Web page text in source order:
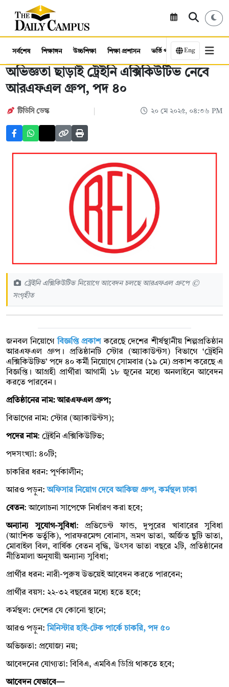
সর্বশেষ শিক্ষাঙ্গন উচ্চশিক্ষা শিক্ষা প্রশাসন ভর্তি পরীক্ষা কর্মসংস্থান
Eng
অভিজ্ঞতা ছাড়াই ট্রেইনি এক্সিকিউটিভ নেবে
আরএফএল গ্রুপ, পদ ৪০
টিডিসি ডেস্ক ২০ মে ২০২৫, ০৪:৩৬ PM
ট্রেইনি এক্সিকিউটিভ নিয়োগে আবেদন চলছে আরএফএল গ্রুপে ©
সংগৃহীত
জনবল নিয়োগেবিজ্ঞপ্তি প্রকাশকরেছে দেশের শীর্ষস্থানীয় শিল্পপ্রতিষ্ঠান
আরএফএল গ্রুপ। প্রতিষ্ঠানটি স্টোর (অ্যাকাউন্টস) বিভাগে ‘ট্রেইনি
এক্সিকিউটিভ’ পদে ৪০ কর্মী নিয়োগে সোমবার (১৯ মে) প্রকাশ করেছে এ
বিজ্ঞপ্তি। আগ্রহী প্রার্থীরা আগামী ১৮ জুনের মধ্যে অনলাইনে আবেদন
করতে পারবেন।
প্রতিষ্ঠানের নাম: আরএফএল গ্রুপ;
বিভাগের নাম: স্টোর (অ্যাকাউন্টস);
পদের নাম: ট্রেইনি এক্সিকিউটিভ;
পদসংখ্যা: ৪০টি;
চাকরির ধরন: পূর্ণকালীন;
আরও পড়ুন:অফিসার নিয়োগ দেবে আকিজ গ্রুপ, কর্মস্থল ঢাকা
বেতন: আলোচনা সাপেক্ষে নির্ধারণ করা হবে;
অন্যান্য সুযোগ-সুবিধা: প্রভিডেন্ট ফান্ড, দুপুরের খাবারের সুবিধা
(আংশিক ভর্তুকি), পারফরমেন্স বোনাস, ভ্রমণ ভাতা, অর্জিত ছুটি ভাতা,
মোবাইল বিল, বার্ষিক বেতন বৃদ্ধি, উৎসব ভাতা বছরে ২টি, প্রতিষ্ঠানের
নীতিমালা অনুযায়ী অন্যান্য সুবিধা;
প্রার্থীর ধরন: নারী-পুরুষ উভয়েই আবেদন করতে পারবেন;
প্রার্থীর বয়স: ২২-৩২ বছরের মধ্যে হতে হবে;
কর্মস্থল: দেশের যে কোনো স্থানে;
আরও পড়ুন:মিনিস্টার হাই-টেক পার্কে চাকরি, পদ ৫০
অভিজ্ঞতা: প্রযোজ্য নয়;
আবেদনের যোগ্যতা: বিবিএ, এমবিএ ডিগ্রি থাকতে হবে;
আবেদন যেভাবে—